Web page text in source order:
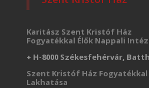
Karitász Szent Kristóf Ház
Fogyatékkal Élők Nappali
+ H-8000 Székesfehérvár,
Szent Kristóf Ház
Lakhatása